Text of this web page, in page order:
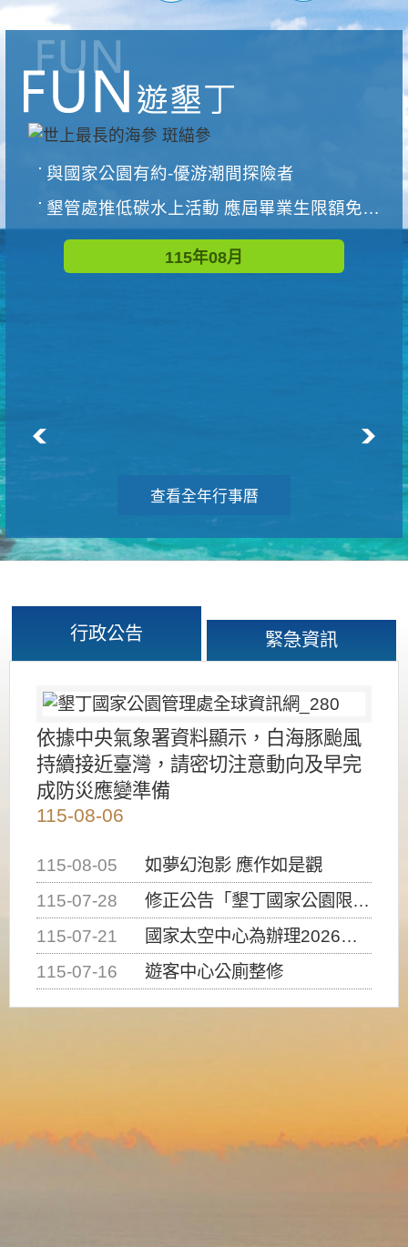
與國家公園有約-優游潮間探險者
墾管處推低碳水上活動 應屆畢業生限額免費參加
115年08月
查看全年行事曆
行政公告 緊急資訊
依據中央氣象署資料顯示，白海豚颱風
持續接近臺灣，請密切注意動向及早完
成防災應變準備
115-08-06
115-08-05
如夢幻泡影 應作如是觀
115-07-28
修正公告「墾丁國家公園限制水域遊憩活動之種類、範圍、時間及行為」，自即日生效。
115-07-21
國家太空中心為辦理2026台灣盃火箭競賽，陸、海、空域警戒及協調相關事宜，因颱風備案事宜
115-07-16
遊客中心公廁整修